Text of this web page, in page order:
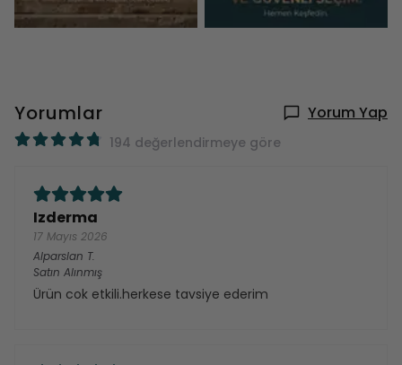
Yorumlar Yorum Yap
194 değerlendirmeye göre
Izderma
17 Mayıs 2026
Alparslan T.
Satın Alınmış
Ürün cok etkili.herkese tavsiye ederim